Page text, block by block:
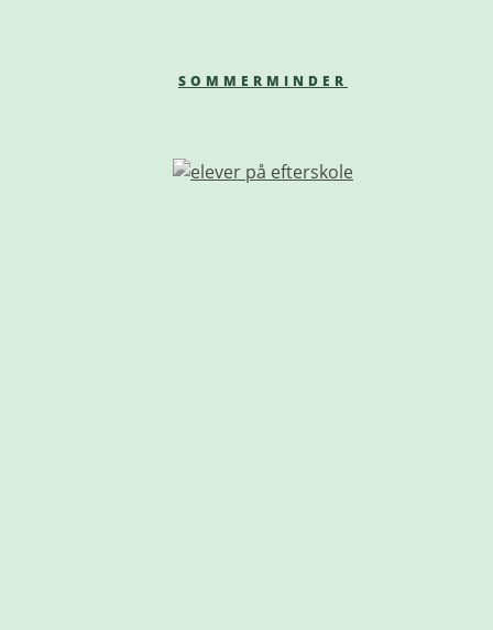
SOMMERMINDER